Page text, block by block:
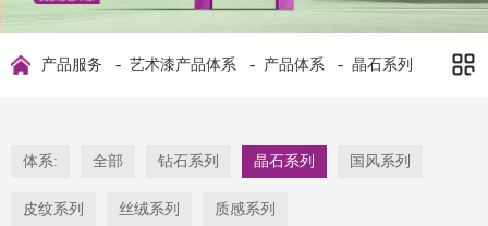
产品服务 - 艺术漆产品体系 - 产品体系 - 晶石系列
体系: 全部 钻石系列 晶石系列 国风系列
皮纹系列 丝绒系列 质感系列